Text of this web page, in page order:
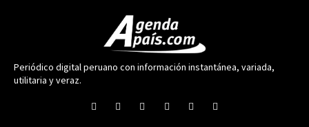
Periódico digital peruano con información instantánea, variada,
utilitaria y veraz.